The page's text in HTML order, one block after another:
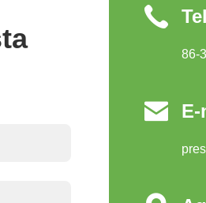
86-
 E-